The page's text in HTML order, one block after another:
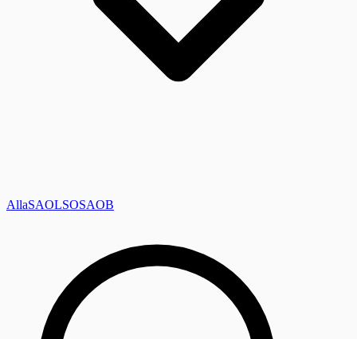
AllaSAOLSOSAOB